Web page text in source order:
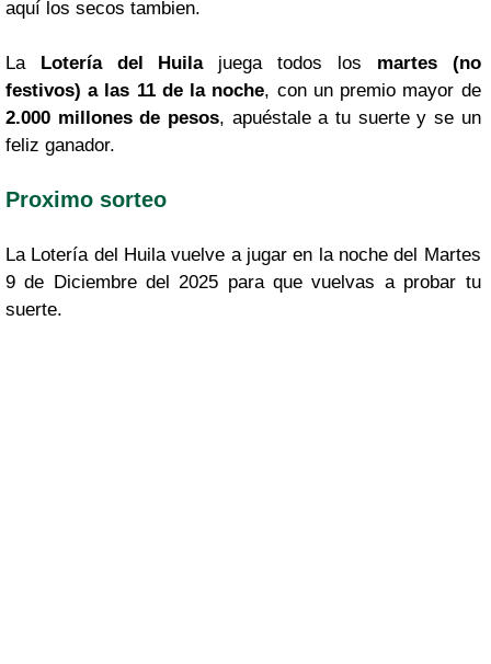
aquí los secos tambien.
La Lotería del Huilajuega todos los martes (no
festivos) a las 11 de la noche, con un premio mayor de
2.000 millones de pesos, apuéstale a tu suerte y se un
feliz ganador.
Proximo sorteo
La Lotería del Huila vuelve a jugar en la noche del Martes
9 de Diciembre del 2025 para que vuelvas a probar tu
suerte.